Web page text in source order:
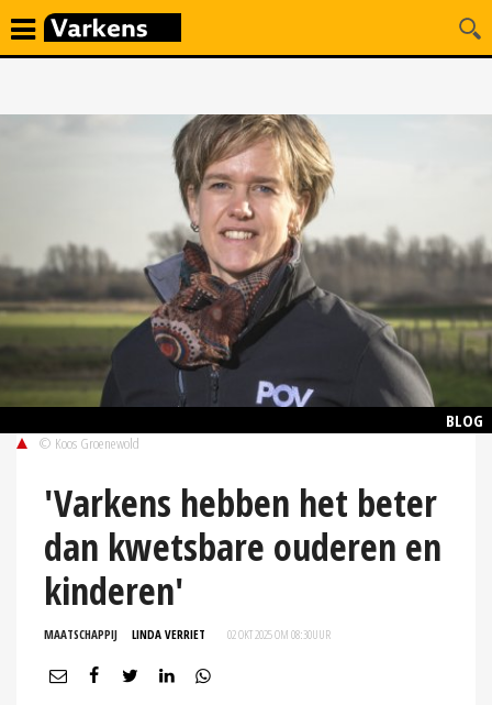
BLOG
© Koos Groenewold
'Varkens hebben het beter
dan kwetsbare ouderen en
kinderen'
MAATSCHAPPIJ LINDA VERRIET 02 OKT 2025 OM 08:30UUR